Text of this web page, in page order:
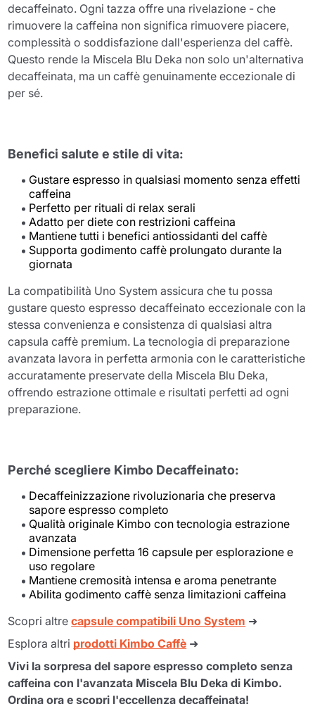
decaffeinato. Ogni tazza offre una rivelazione - che
rimuovere la caffeina non significa rimuovere piacere,
complessità o soddisfazione dall'esperienza del caffè.
Questo rende la Miscela Blu Deka non solo un'alternativa
decaffeinata, ma un caffè genuinamente eccezionale di
per sé.
Benefici salute e stile di vita:
Gustare espresso in qualsiasi momento senza effetti
caffeina
Perfetto per rituali di relax serali
Adatto per diete con restrizioni caffeina
Mantiene tutti i benefici antiossidanti del caffè
Supporta godimento caffè prolungato durante la
giornata
La compatibilità Uno System assicura che tu possa
gustare questo espresso decaffeinato eccezionale con la
stessa convenienza e consistenza di qualsiasi altra
capsula caffè premium. La tecnologia di preparazione
avanzata lavora in perfetta armonia con le caratteristiche
accuratamente preservate della Miscela Blu Deka,
offrendo estrazione ottimale e risultati perfetti ad ogni
preparazione.
Perché scegliere Kimbo Decaffeinato:
Decaffeinizzazione rivoluzionaria che preserva
sapore espresso completo
Qualità originale Kimbo con tecnologia estrazione
avanzata
Dimensione perfetta 16 capsule per esplorazione e
uso regolare
Mantiene cremosità intensa e aroma penetrante
Abilita godimento caffè senza limitazioni caffeina
Scopri altrecapsule compatibili Uno System ➜
Esplora altri prodotti Kimbo Caffè ➜
Vivi la sorpresa del sapore espresso completo senza
caffeina con l'avanzata Miscela Blu Deka di Kimbo.
Ordina ora e scopri l'eccellenza decaffeinata!